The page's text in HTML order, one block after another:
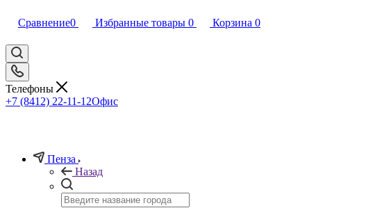
Сравнение0 Избранные товары 0 Корзина 0
Телефоны
+7 (8412) 22-11-12Офис
Пенза
Назад